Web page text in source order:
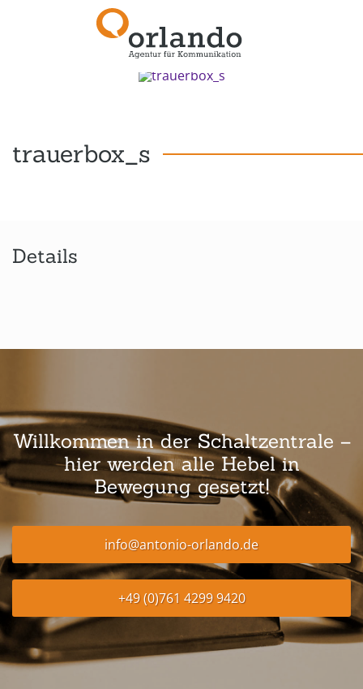
trauerbox_s
Details
Willkommen in der Schaltzentrale –
hier werden alle Hebel in
Bewegung gesetzt!
info@antonio-orlando.de
+49 (0)761 4299 9420